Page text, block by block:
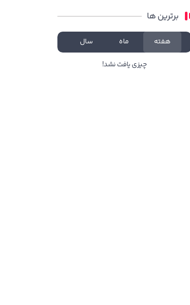
برترین ها
هفته ماه سال
چیزی یافت نشد!